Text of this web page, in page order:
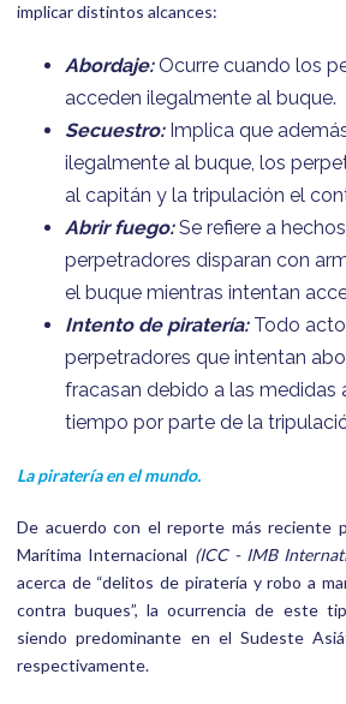
implicar distintos alcances:
Abordaje:Ocurre cuando los
acceden ilegalmente al buque.
Secuestro:Implica que
ilegalmente al buque, los
al capitán y la tripulación el
Abrir fuego:Se refiere a
perpetradores disparan con
el buque mientras intentan
Intento de piratería:Todo
perpetradores que intentan
fracasan debido a las medidas
tiempo por parte de la
La piratería en el mundo.
De acuerdo con el reporte más reciente
Marítima Internacional (ICC - IMB
acerca de “delitos de piratería y robo a
contra buques”, la ocurrencia de este
siendo predominante en el Sudeste
respectivamente.